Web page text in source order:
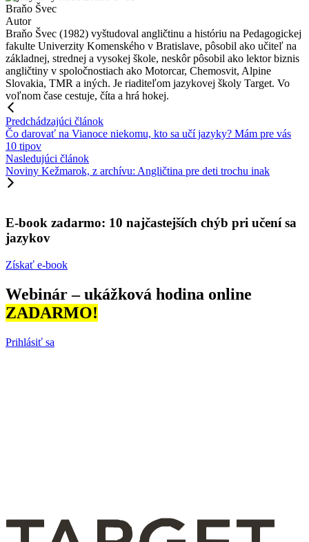
Braňo Švec
Autor
Braňo Švec (1982) vyštudoval angličtinu a históriu na Pedagogickej
fakulte Univerzity Komenského v Bratislave, pôsobil ako učiteľ na
základnej, strednej a vysokej škole, neskôr pôsobil ako lektor biznis
angličtiny v spoločnostiach ako Motorcar, Chemosvit, Alpine
Slovakia, TMR a iných. Je riaditeľom jazykovej školy Target. Vo
voľnom čase cestuje, číta a hrá hokej.
Predchádzajúci článok
Čo darovať na Vianoce niekomu, kto sa učí jazyky? Mám pre vás
10 tipov
Nasledujúci článok
Noviny Kežmarok, z archívu: Angličtina pre deti trochu inak
E-book zadarmo: 10 najčastejších chýb pri učení sa
jazykov
Získať e-book
Webinár – ukážková hodina online
ZADARMO!
Prihlásiť sa